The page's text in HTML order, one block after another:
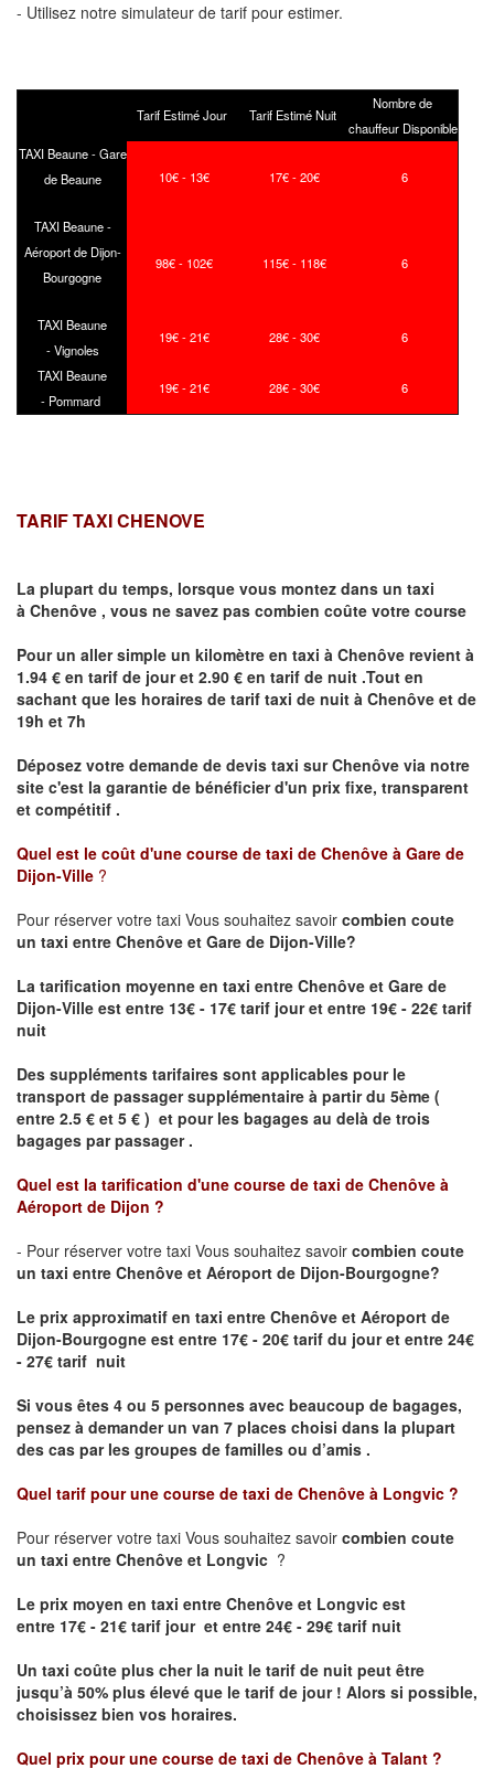
- Utilisez notre simulateur de tarif pour estimer.
Tarif Estimé Jour Tarif Estimé Nuit
Nombre de
chauffeur Disponible
TAXI Beaune - Gare
de Beaune
10€ - 13€ 17€ - 20€ 6
TAXI Beaune -
Aéroport de Dijon-
Bourgogne
98€ - 102€ 115€ - 118€ 6
TAXI Beaune
- Vignoles
19€ - 21€ 28€ - 30€ 6
TAXI Beaune
- Pommard
19€ - 21€ 28€ - 30€ 6
TARIF TAXI CHENOVE
La plupart du temps, lorsque vous montez dans un taxi
à Chenôve , vous ne savez pas combien coûte votre course
Pour un aller simple un kilomètre en taxi à Chenôve revient à
1.94 € en tarif de jour et 2.90 € en tarif de nuit .Tout en
sachant que les horaires de tarif taxi de nuit à Chenôve et de
19h et 7h
Déposez votre demande de devis taxi surChenôve via notre
site c'est la garantie de bénéficier d'un prix fixe, transparent
et compétitif .
Quel est le coût d'une course de taxi de Chenôve à Gare de
Dijon-Ville ?
Pour réserver votre taxi Vous souhaitez savoir combien coute
un taxi entre Chenôve et Gare de Dijon-Ville?
La tarification moyenne en taxi entre Chenôve et Gare de
Dijon-Ville est entre 13€ - 17€ tarif jour et entre 19€ - 22€ tarif
nuit
Des suppléments tarifaires sont applicables pour le
transport de passager supplémentaire à partir du 5ème (
entre 2.5 € et 5 € ) et pour les bagages au delà de trois
bagages par passager .
Quel est la tarification d'une course de taxi de Chenôve à
Aéroport de Dijon ?
- Pour réserver votre taxi Vous souhaitez savoir combien coute
un taxi entre Chenôve et Aéroport de Dijon-Bourgogne?
Le prix approximatif en taxi entre Chenôve et Aéroport de
Dijon-Bourgogne est entre 17€ - 20€ tarif du jour et entre 24€
- 27€ tarif nuit
Si vous êtes 4 ou 5 personnes avec beaucoup de bagages,
pensez à demander un van 7 places choisi dans la plupart
des cas par les groupes de familles ou d’amis .
Quel tarif pour une course de taxi de Chenôve à Longvic ?
Pour réserver votre taxi Vous souhaitez savoir combien coute
un taxi entre Chenôve et Longvic ?
Le prix moyen en taxi entre Chenôve et Longvic est
entre 17€ - 21€ tarif jour et entre 24€ - 29€ tarif nuit
Un taxi coûte plus cher la nuit le tarif de nuit peut être
jusqu’à 50% plus élevé que le tarif de jour ! Alors si possible,
choisissez bien vos horaires.
Quel prix pour une course de taxi de Chenôve à Talant ?